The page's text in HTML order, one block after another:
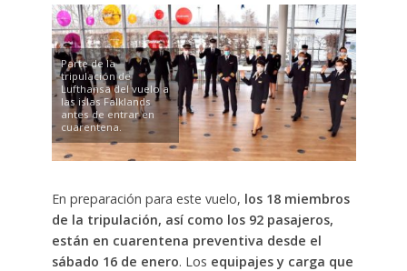
Parte de la
tripulación de
Lufthansa del vuelo a
las islas Falklands
antes de entrar en
cuarentena.
En preparación para este vuelo, los 18 miembros
de la tripulación, así como los 92 pasajeros,
están en cuarentena preventiva desde el
sábado 16 de enero. Los equipajes y carga que